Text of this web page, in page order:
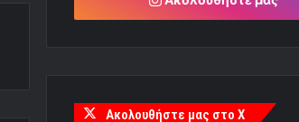
Ακολουθήστε μας στο X